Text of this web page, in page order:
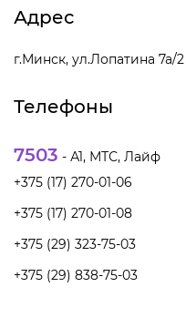
Адрес
г.Минск, ул.Лопатина 7а/2
Телефоны
7503 - А1, МТС, Лайф
+375 (17) 270-01-06
+375 (17) 270-01-08
+375 (29) 323-75-03
+375 (29) 838-75-03